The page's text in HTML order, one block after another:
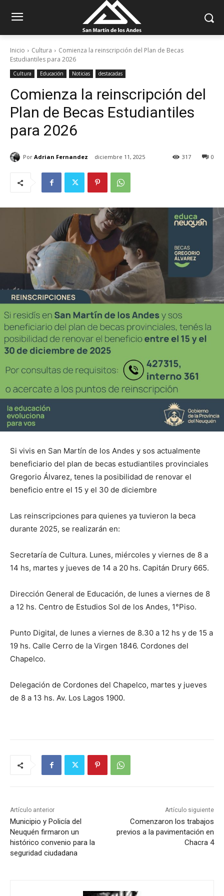
Inicio Cultura
Comienza la reinscripción del Plan de Becas
Estudiantiles para 2026
Cultura Educación Noticias destacadas
Comienza la reinscripción del
Plan de Becas Estudiantiles
para 2026
Por Adrian Fernandez diciembre 11, 2025 0
317
Si vivis en San Martín de los Andes y sos actualmente
beneficiario del plan de becas estudiantiles provinciales
Gregorio Álvarez, tenes la posibilidad de renovar el
beneficio entre el 15 y el 30 de diciembre
Las reinscripciones para quienes ya tuvieron la beca
durante 2025, se realizarán en:
Secretaría de Cultura. Lunes, miércoles y viernes de 8 a
14 hs, martes y jueves de 14 a 20 hs. Capitán Drury 665.
Dirección General de Educación, de lunes a viernes de 8
a 12 hs. Centro de Estudios Sol de los Andes, 1°Piso.
Punto Digital, de lunes a viernes de 8.30 a 12 hs y de 15 a
19 hs. Calle Cerro de la Virgen 1846. Cordones del
Chapelco.
Delegación de Cordones del Chapelco, martes y jueves
de 8 a 13 hs. Av. Los Lagos 1900.
Artículo anterior
Municipio y Policía del
Neuquén firmaron un
histórico convenio para la
seguridad ciudadana
Artículo siguiente
Comenzaron los trabajos
previos a la pavimentación en
Chacra 4